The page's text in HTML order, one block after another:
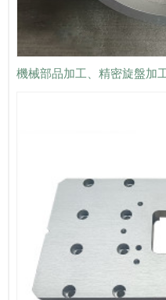
機械部品加工、精密旋盤加